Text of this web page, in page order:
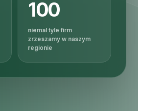
100
niemal tyle firm
zrzeszamy w naszym
regionie